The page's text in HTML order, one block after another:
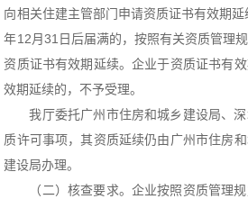
向相关住建主管部门申请资质证书有效期
年12月31日后届满的，按照有关资质管理
资质证书有效期延续。企业于资质证书有
效期延续的，不予受理。
我厅委托广州市住房和城乡建设局、
质许可事项，其资质延续仍由广州市住房
建设局办理。
（二）核查要求。企业按照资质管理